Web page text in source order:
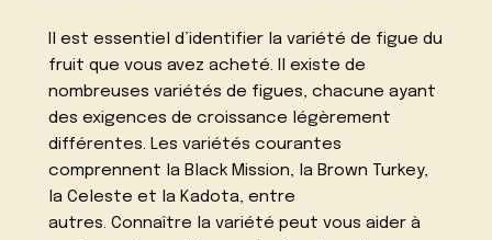
Il est essentiel d’identifier la variété de figue du
fruit que vous avez acheté. Il existe de
nombreuses variétés de figues, chacune ayant
des exigences de croissance légèrement
différentes. Les variétés courantes
comprennent la Black Mission, la Brown Turkey,
la Celeste et la Kadota, entre
autres. Connaître la variété peut vous aider à